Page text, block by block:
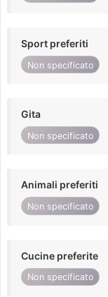
Sport preferiti
Non specificato
Gita
Non specificato
Animali preferiti
Non specificato
Cucine preferite
Non specificato